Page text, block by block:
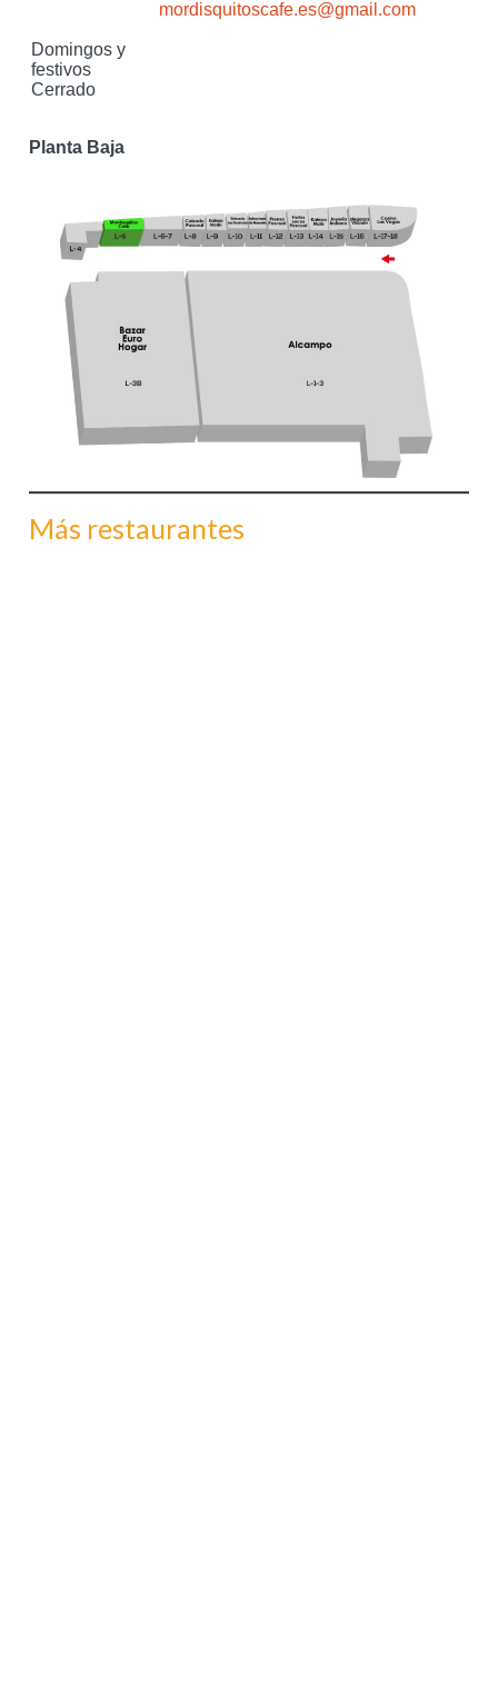
Domingos y
festivos
Cerrado
mordisquitoscafe.es@gmail.com
Planta Baja
Más restaurantes